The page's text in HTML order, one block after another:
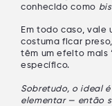
conhecido como
Em todo caso,
costuma ficar
têm um efeito mais
específico.
Sobretudo, o ideal
elementar— então